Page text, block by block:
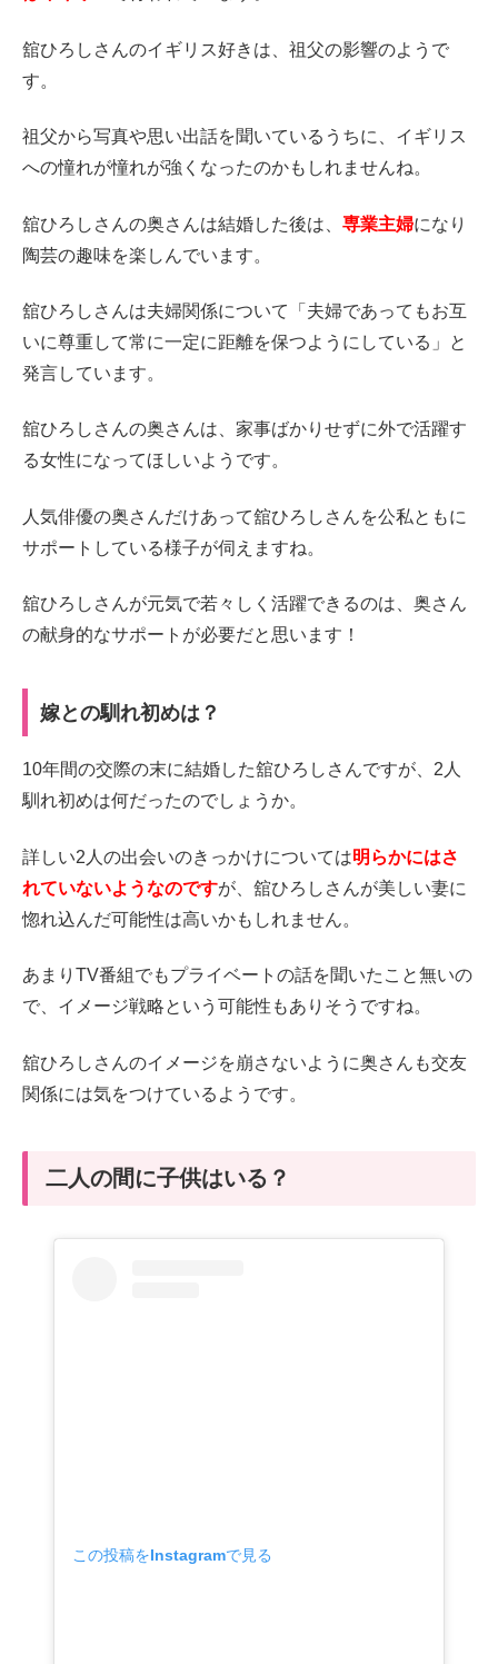
舘ひろしさんのイギリス好きは、祖父の影響のようで
す。
祖父から写真や思い出話を聞いているうちに、イギリス
への憧れが憧れが強くなったのかもしれませんね。
舘ひろしさんの奥さんは結婚した後は、 専業主婦になり
陶芸の趣味を楽しんでいます。
舘ひろしさんは夫婦関係について「夫婦であってもお互
いに尊重して常に一定に距離を保つようにしている」と
発言しています。
舘ひろしさんの奥さんは、家事ばかりせずに外で活躍す
る女性になってほしいようです。
人気俳優の奥さんだけあって舘ひろしさんを公私ともに
サポートしている様子が伺えますね。
舘ひろしさんが元気で若々しく活躍できるのは、奥さん
の献身的なサポートが必要だと思います！
嫁との馴れ初めは？
10年間の交際の末に結婚した舘ひろしさんですが、2人
馴れ初めは何だったのでしょうか。
詳しい2人の出会いのきっかけについては明らかにはさ
れていないようなのですが、舘ひろしさんが美しい妻に
惚れ込んだ可能性は高いかもしれません。
あまりTV番組でもプライベートの話を聞いたこと無いの
で、イメージ戦略という可能性もありそうですね。
舘ひろしさんのイメージを崩さないように奥さんも交友
関係には気をつけているようです。
二人の間に子供はいる？
この投稿をInstagramで見る